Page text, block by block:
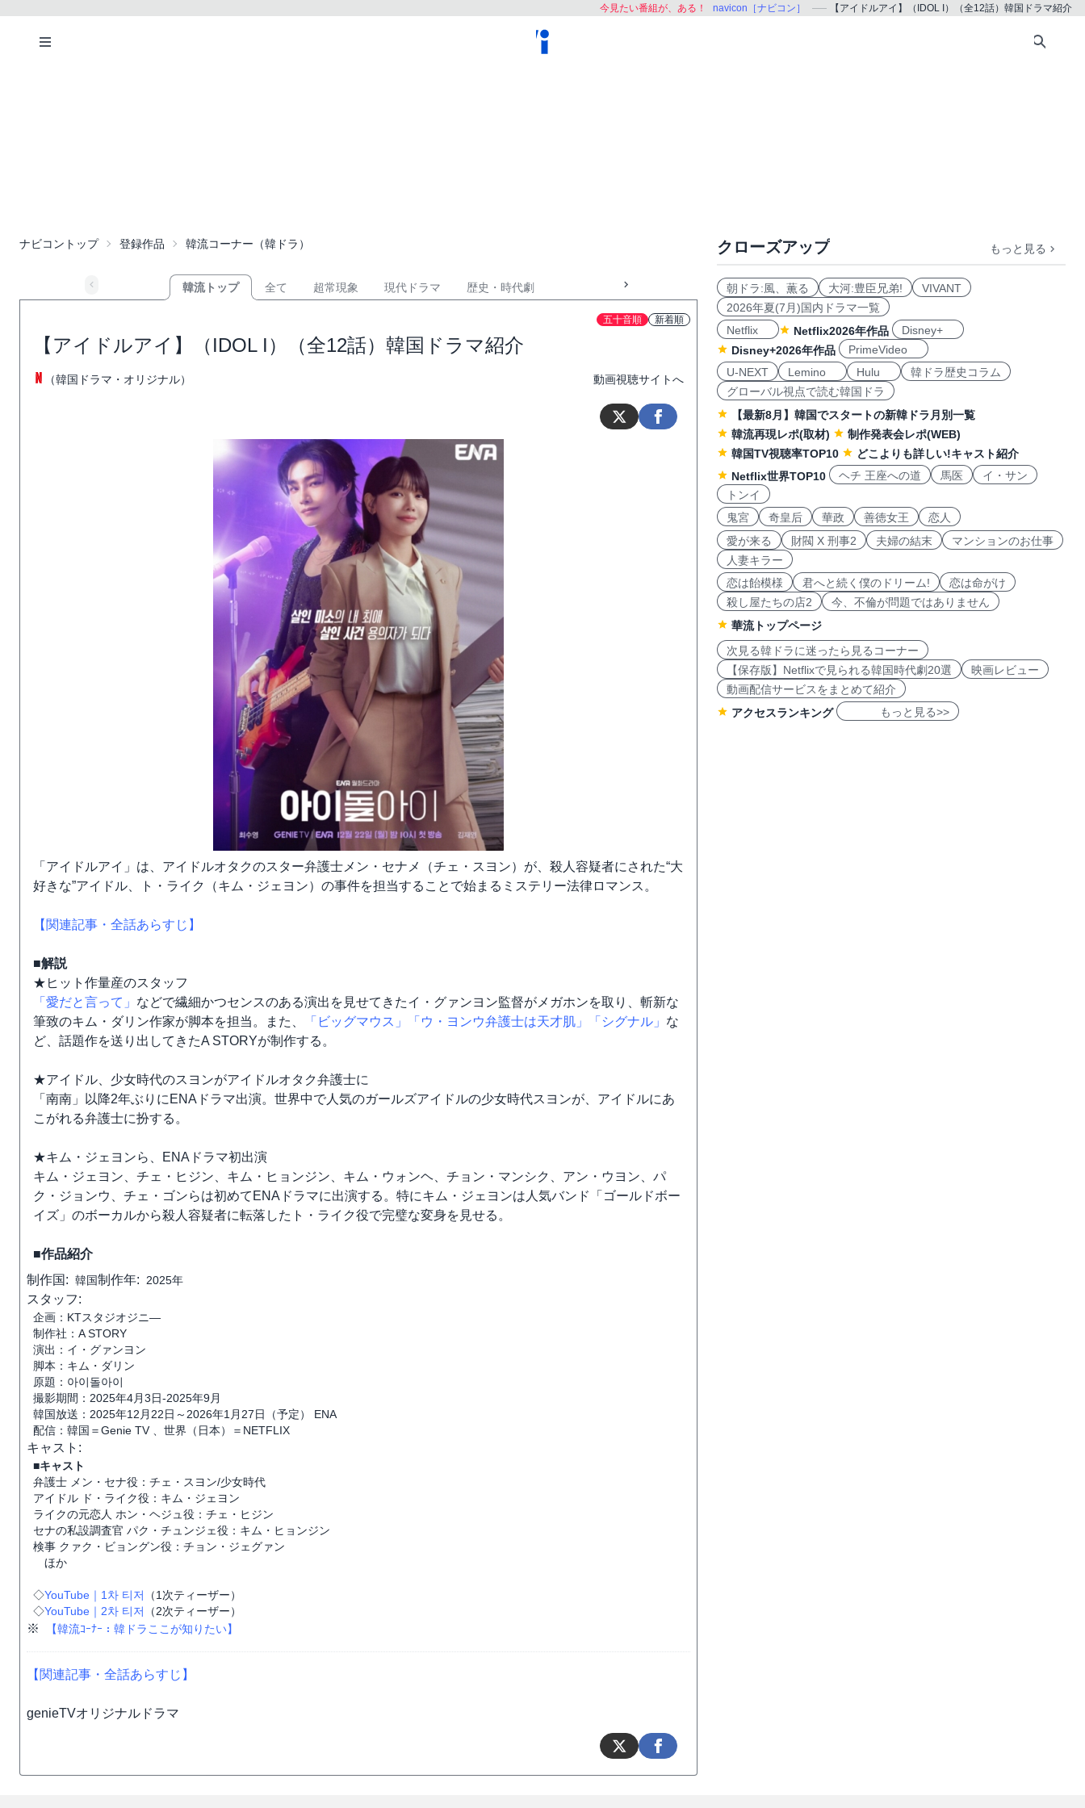
今見たい番組が、ある！ navicon［ナビコン］ 【アイドルアイ】（IDOL I）（全12話）韓国ドラマ紹介
ナビコントップ 登録作品 韓流コーナー（韓ドラ）
韓流トップ 全て 超常現象 現代ドラマ 歴史・時代劇
五十音順 新着順
【アイドルアイ】（IDOL I）（全12話）韓国ドラマ紹介
（韓国ドラマ・オリジナル） 動画視聴サイトへ
「アイドルアイ」は、アイドルオタクのスター弁護士メン・セナメ（チェ・スヨン）が、殺人容疑者にされた“大
好きな”アイドル、ト・ライク（キム・ジェヨン）の事件を担当することで始まるミステリー法律ロマンス。
【関連記事・全話あらすじ】
■解説
★ヒット作量産のスタッフ
「愛だと言って」 などで繊細かつセンスのある演出を見せてきたイ・グァンヨン監督がメガホンを取り、斬新な
筆致のキム・ダリン作家が脚本を担当。また、
「ビッグマウス」 「ウ・ヨンウ弁護士は天才肌」 「シグナル」 な
ど、話題作を送り出してきたA STORYが制作する。
★アイドル、少女時代のスヨンがアイドルオタク弁護士に
「南南」以降2年ぶりにENAドラマ出演。世界中で人気のガールズアイドルの少女時代スヨンが、アイドルにあ
こがれる弁護士に扮する。
★キム・ジェヨンら、ENAドラマ初出演
キム・ジェヨン、チェ・ヒジン、キム・ヒョンジン、キム・ウォンヘ、チョン・マンシク、アン・ウヨン、パ
ク・ジョンウ、チェ・ゴンらは初めてENAドラマに出演する。特にキム・ジェヨンは人気バンド「ゴールドボー
イズ」のボーカルから殺人容疑者に転落したト・ライク役で完璧な変身を見せる。
■作品紹介
制作国: 韓国制作年: 2025年
スタッフ:
企画：KTスタジオジニ―
制作社：A STORY
演出：イ・グァンヨン
脚本：キム・ダリン
原題：아이돌아이
撮影期間：2025年4月3日-2025年9月
韓国放送：2025年12月22日～2026年1月27日（予定） ENA
配信：韓国＝Genie TV 、世界（日本）＝NETFLIX
キャスト:
■キャスト
弁護士 メン・セナ役：チェ・スヨン/少女時代
アイドル ド・ライク役：キム・ジェヨン
ライクの元恋人 ホン・ヘジュ役：チェ・ヒジン
セナの私設調査官 パク・チュンジェ役：キム・ヒョンジン
検事 クァク・ビョングン役：チョン・ジェグァン
ほか
◇YouTube｜1차 티저
（1次ティーザー）
◇YouTube｜2차 티저 （2次ティーザー）
※ 【韓流ｺｰﾅｰ：韓ドラここが知りたい】
【関連記事・全話あらすじ】
genieTVオリジナルドラマ
クローズアップ もっと見る
朝ドラ:風、薫る 大河:豊臣兄弟!
VIVANT
2026年夏(7月)国内ドラマ一覧
Netflix
Netflix2026年作品
Disney+
Disney+2026年作品
PrimeVideo
U-NEXT
Lemino Hulu
韓ドラ歴史コラム
グローバル視点で読む韓国ドラ
【最新8月】韓国でスタートの新韓ドラ月別一覧
韓流再現レポ(取材)
制作発表会レポ(WEB)
韓国TV視聴率TOP10
どこよりも詳しい!キャスト紹介
Netflix世界TOP10
ヘチ 王座への道 馬医
イ・サン
トンイ
鬼宮
奇皇后 華政 善徳女王
恋人
愛が来る
財閥 X 刑事2 夫婦の結末
マンションのお仕事
人妻キラー
恋は飴模様
君へと続く僕のドリーム!
恋は命がけ
殺し屋たちの店2
今、不倫が問題ではありません
華流トップページ
次見る韓ドラに迷ったら見るコーナー
【保存版】Netflixで見られる韓国時代劇20選
映画レビュー
動画配信サービスをまとめて紹介
アクセスランキング
もっと見る>>